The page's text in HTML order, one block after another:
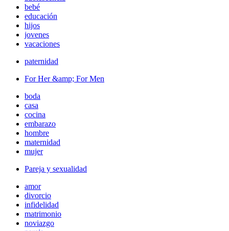
bebé
educación
hijos
jovenes
vacaciones
paternidad
For Her &amp; For Men
boda
casa
cocina
embarazo
hombre
maternidad
mujer
Pareja y sexualidad
amor
divorcio
infidelidad
matrimonio
noviazgo